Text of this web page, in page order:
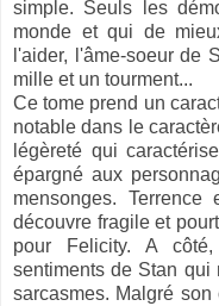
simple. Seuls les
monde et qui de
l'aider, l'âme-soeur de
mille et un tourment...
Ce tome prend un
notable dans le
légèreté qui
épargné aux
mensonges.
découvre fragile et
pour Felicity. A
sentiments de Stan qui
sarcasmes. Malgré